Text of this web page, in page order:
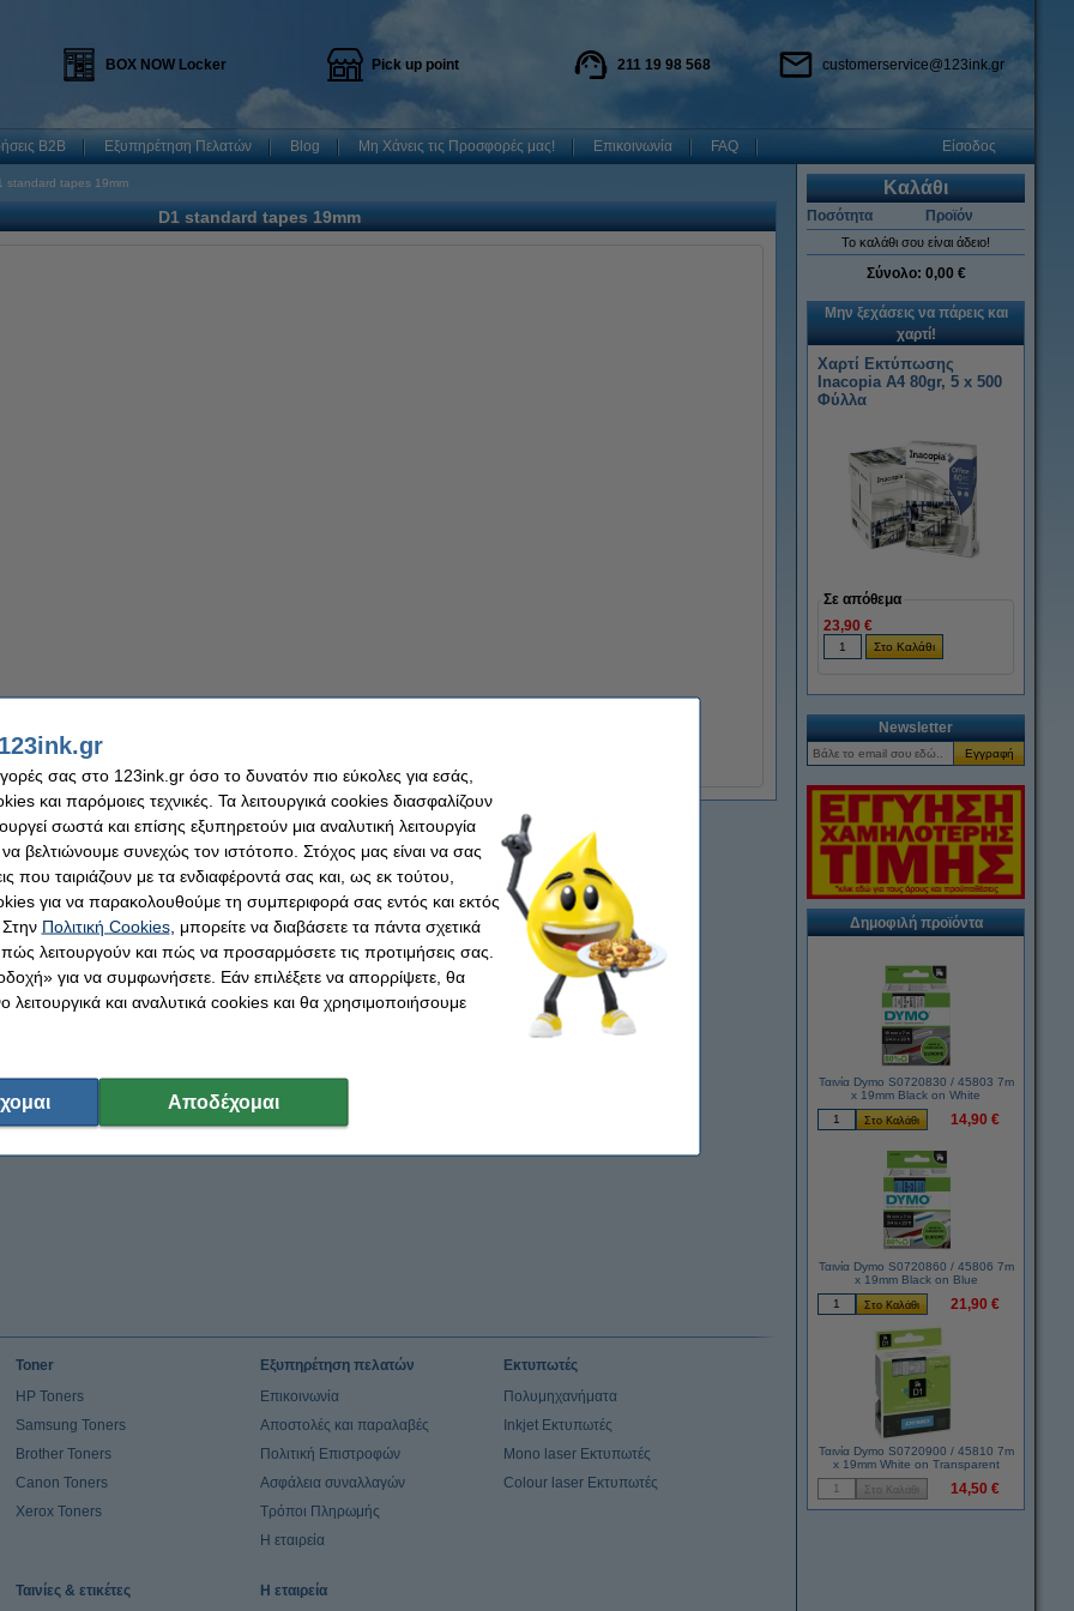
BOX NOW Locker Pick up point 211 19 98 568 customerservice@123ink.gr
B2B Εξυπηρέτηση Πελατών Blog Μη Χάνεις τις Προσφορές μας! Επικοινωνία FAQ Είσοδος
standard tapes 19mm
D1 standard tapes 19mm
Καλάθι
Ποσότητα Προϊόν
Το καλάθι σου είναι άδειο!
Σύνολο: 0,00 €
Μην ξεχάσεις να πάρεις και
χαρτί!
Χαρτί Εκτύπωσης
Inacopia Α4 80gr, 5 x 500
Φύλλα
Σε απόθεμα
23,90 €
Newsletter
Δημοφιλή προϊόντα
Ταινία Dymo S0720830 / 45803 7m
x 19mm Black on White
14,90 €
Ταινία Dymo S0720860 / 45806 7m
x 19mm Black on Blue
21,90 €
Ταινία Dymo S0720900 / 45810 7m
x 19mm White on Transparent
14,50 €
Toner
HP Toners
Samsung Toners
Brother Toners
Canon Toners
Xerox Toners
Εξυπηρέτηση πελατών
Επικοινωνία
Αποστολές και παραλαβές
Πολιτική Επιστροφών
Ασφάλεια συναλλαγών
Τρόποι Πληρωμής
Η εταιρεία
Εκτυπωτές
Πολυμηχανήματα
Inkjet Εκτυπωτές
Mono laser Εκτυπωτές
Colour laser Εκτυπωτές
Ταινίες & ετικέτες Η εταιρεία
σας στο 123ink.gr όσο το δυνατόν πιο εύκολες για εσάς,
και παρόμοιες τεχνικές. Τα λειτουργικά cookies διασφαλίζουν
σωστά και επίσης εξυπηρετούν μια αναλυτική λειτουργία
βελτιώνουμε συνεχώς τον ιστότοπο. Στόχος μας είναι να σας
που ταιριάζουν με τα ενδιαφέροντά σας και, ως εκ τούτου,
για να παρακολουθούμε τη συμπεριφορά σας εντός και εκτός
Πολιτική Cookies, μπορείτε να διαβάσετε τα πάντα σχετικά
λειτουργούν και πώς να προσαρμόσετε τις προτιμήσεις σας.
για να συμφωνήσετε. Εάν επιλέξετε να απορρίψετε, θα
και αναλυτικά cookies και θα χρησιμοποιήσουμε
Αποδέχομαι